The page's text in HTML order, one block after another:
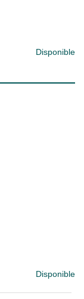
Disponible
Disponible